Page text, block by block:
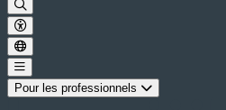
Pour les professionnels